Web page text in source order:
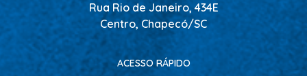
ACESSORIOS DEPILACAO
APARELHOS DEPILATORIOS
CERAS
Rua Rio de Janeiro, 434E
Centro, Chapecó/SC
ACESSO RÁPIDO